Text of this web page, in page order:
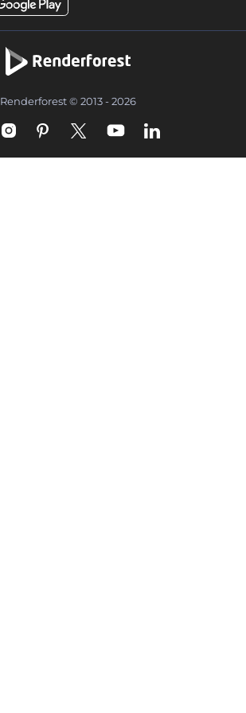
Renderforest © 2013 - 2026